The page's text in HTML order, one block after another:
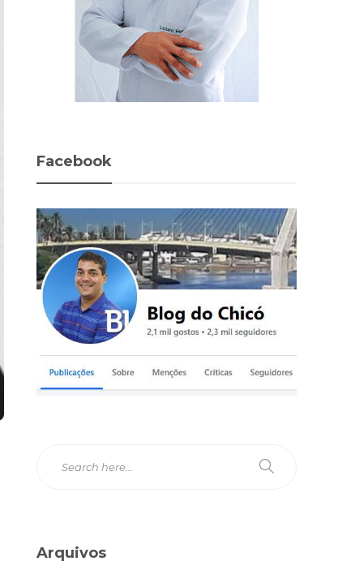
Facebook
Arquivos